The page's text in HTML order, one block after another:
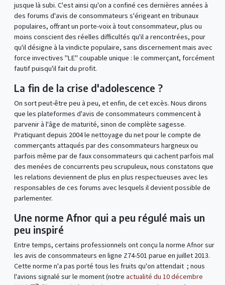
jusque là subi. C'est ainsi qu'on a confiné ces dernières années à
des forums d'avis de consommateurs s'érigeant en tribunaux
populaires, offrant un porte-voix à tout consommateur, plus ou
moins conscient des réelles difficultés qu'il a rencontrées, pour
qu'il désigne à la vindicte populaire, sans discernement mais avec
force invectives "LE" coupable unique : le commerçant, forcément
fautif puisqu'il fait du profit.
La fin de la crise d'adolescence ?
On sort peut-être peu à peu, et enfin, de cet excès. Nous dirons
que les plateformes d'avis de consommateurs commencent à
parvenir à l'âge de maturité, sinon de complète sagesse.
Pratiquant depuis 2004 le nettoyage du net pour le compte de
commerçants attaqués par des consommateurs hargneux ou
parfois même par de faux consommateurs qui cachent parfois mal
des menées de concurrents peu scrupuleux, nous constatons que
les relations deviennent de plus en plus respectueuses avec les
responsables de ces forums avec lesquels il devient possible de
parlementer.
Une norme Afnor qui a peu régulé mais un
peu inspiré
Entre temps, certains professionnels ont conçu la norme Afnor sur
les avis de consommateurs en ligne Z74-501 parue en juillet 2013.
Cette norme n'a pas porté tous les fruits qu'on attendait ; nous
l'avions signalé sur le moment (notre actualité du 10 décembre